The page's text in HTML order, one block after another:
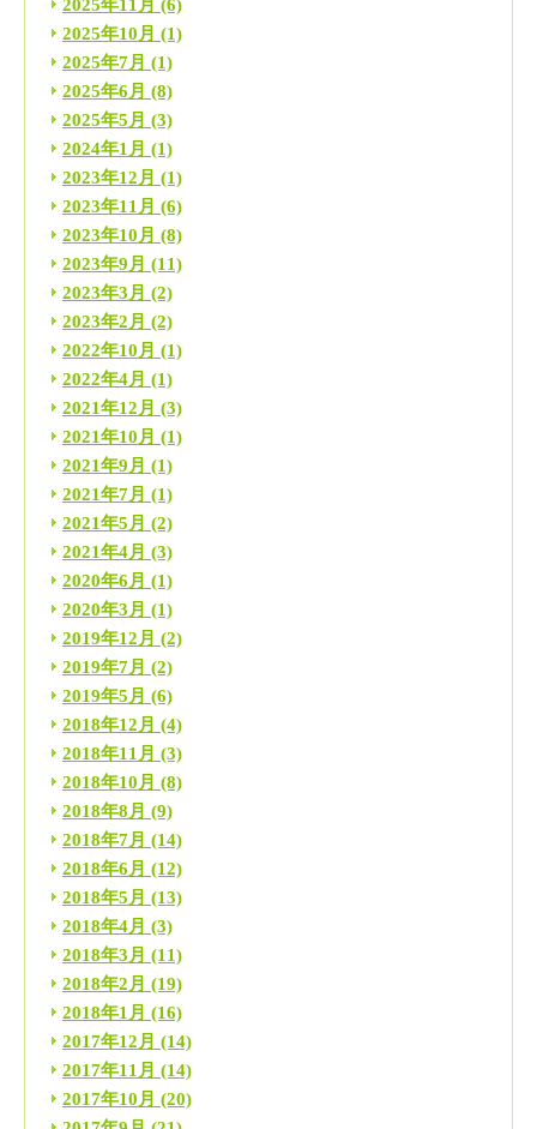
2025年11月 (6)
2025年10月 (1)
2025年7月 (1)
2025年6月 (8)
2025年5月 (3)
2024年1月 (1)
2023年12月 (1)
2023年11月 (6)
2023年10月 (8)
2023年9月 (11)
2023年3月 (2)
2023年2月 (2)
2022年10月 (1)
2022年4月 (1)
2021年12月 (3)
2021年10月 (1)
2021年9月 (1)
2021年7月 (1)
2021年5月 (2)
2021年4月 (3)
2020年6月 (1)
2020年3月 (1)
2019年12月 (2)
2019年7月 (2)
2019年5月 (6)
2018年12月 (4)
2018年11月 (3)
2018年10月 (8)
2018年8月 (9)
2018年7月 (14)
2018年6月 (12)
2018年5月 (13)
2018年4月 (3)
2018年3月 (11)
2018年2月 (19)
2018年1月 (16)
2017年12月 (14)
2017年11月 (14)
2017年10月 (20)